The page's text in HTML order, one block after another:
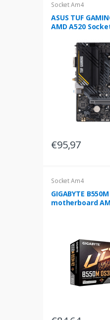
Socket Am4
ASUS TUF
AMD A520
€95,97
Socket Am4
GIGABYTE
motherboard